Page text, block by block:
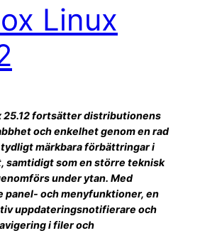
Linux
25.12 fortsätter distributionens
och enkelhet genom en rad
märkbara förbättringar i
samtidigt som en större teknisk
under ytan. Med
panel- och menyfunktioner, en
uppdateringsnotifierare och
i filer och